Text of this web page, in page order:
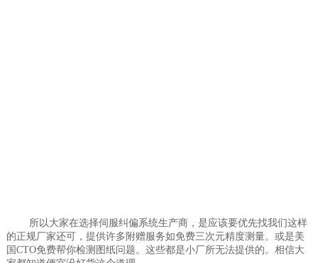
所以大家在选择伺服纠偏系统生产商，是应该要优先找我们这样
的正规厂家还可，提供许多附赠服务如免费三次元精度测量。或是美
国CTO免费帮你检测图纸问题。这些都是小厂所无法提供的。相信大